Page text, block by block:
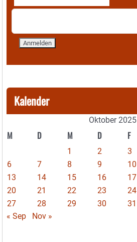
Kalender
Oktober 2025
M D M D F
1 2 3
6
7 8 9 10
13
14 15 16 17
20
21 22 23 24
27
28 29 30
31
« Sep
Nov »